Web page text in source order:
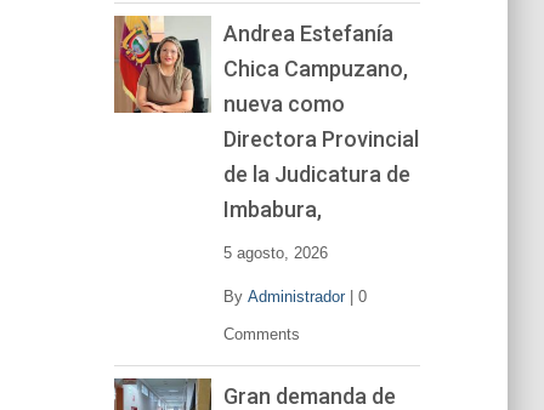
Andrea Estefanía
Chica Campuzano,
nueva como
Directora Provincial
de la Judicatura de
Imbabura,
5 agosto, 2026
By Administrador| 0
Comments
Gran demanda de